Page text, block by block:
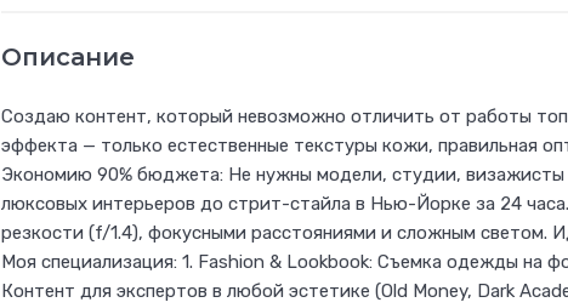
Описание
Создаю контент, который невозможно отличить от работы
эффекта — только естественные текстуры кожи, правильная
Экономию 90% бюджета: Не нужны модели, студии, визажисты
люксовых интерьеров до стрит-стайла в Нью-Йорке за 24
резкости (f/1.4), фокусными расстояниями и сложным светом.
Моя специализация: 1. Fashion & Lookbook: Съемка одежды на
Контент для экспертов в любой эстетике (Old Money, Dark